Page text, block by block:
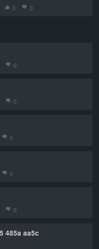
0 0
0
0
0
0
0
485a aa5c